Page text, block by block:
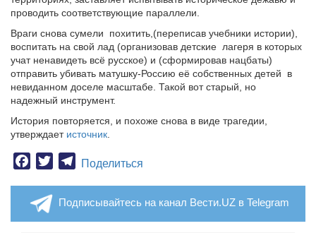
проводить соответствующие параллели.
Враги снова сумели похитить,(переписав учебники истории),
воспитать на свой лад (организовав детские лагеря в которых
учат ненавидеть всё русское) и (сформировав нацбаты)
отправить убивать матушку-Россию её собственных детей в
невиданном доселе масштабе. Такой вот старый, но
надежный инструмент.
История повторяется, и похоже снова в виде трагедии,
утверждает источник.
Facebook
TwitterTelegram
Поделиться
Подписывайтесь на канал Вести.UZ в Telegram